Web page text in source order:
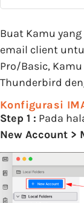
Buat Kamu
email client
Pro/Basic,
Thunderbird
Konfigurasi
Step 1 : Pada
New Account >